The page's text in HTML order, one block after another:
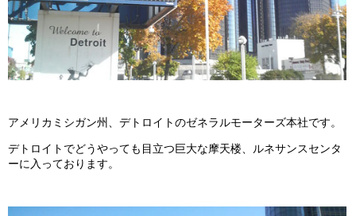
アメリカミシガン州、デトロイトのゼネラルモーターズ本社です。
デトロイトでどうやっても目立つ巨大な摩天楼、ルネサンスセンタ
ーに入っております。